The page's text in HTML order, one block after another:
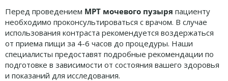
Перед проведением МРТ мочевого пузыря пациенту
необходимо проконсультироваться с врачом. В случае
использования контраста рекомендуется воздержаться
от приема пищи за 4-6 часов до процедуры. Наши
специалисты предоставят подробные рекомендации по
подготовке в зависимости от состояния вашего здоровья
и показаний для исследования.